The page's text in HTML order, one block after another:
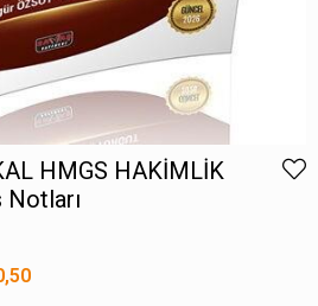
HMGS HAKİMLİK